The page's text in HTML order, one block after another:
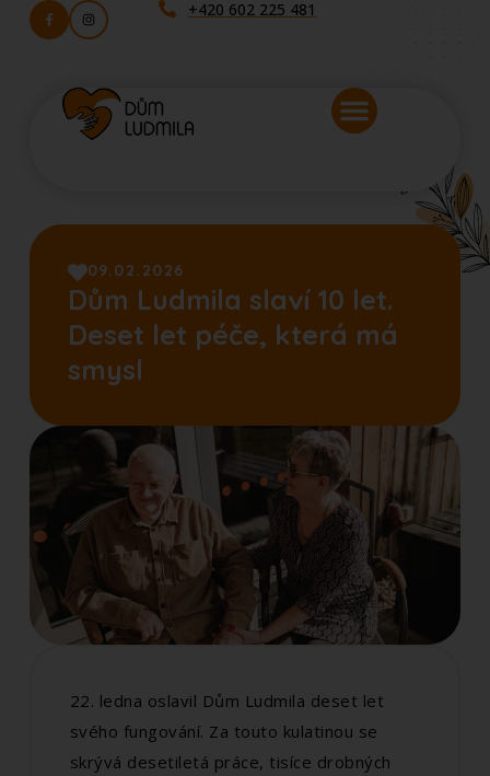
+420 602 225 481
09.02.2026
Dům Ludmila slaví 10 let.
Deset let péče, která má
smysl
22. ledna oslavil Dům Ludmila deset let
svého fungování. Za touto kulatinou se
skrývá desetiletá práce, tisíce drobných